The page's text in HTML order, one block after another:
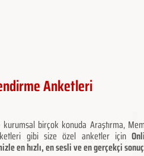
Anketleri
birçok konuda Araştırma,
gibi size özel anketler için
en hızlı, en sesli ve en gerçekçi